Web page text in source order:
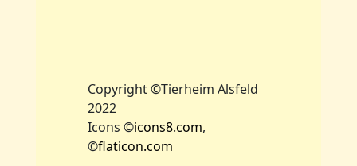
Copyright ©Tierheim Alsfeld
2022
Icons ©icons8.com,
©flaticon.com